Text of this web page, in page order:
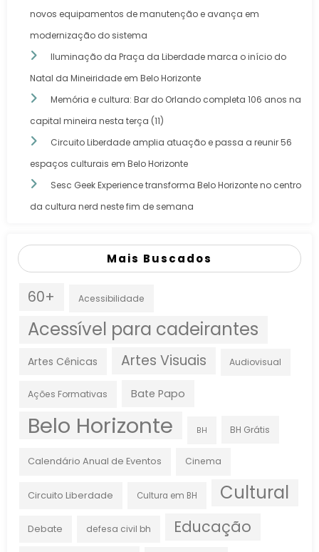
novos equipamentos de manutenção e avança em
modernização do sistema
Iluminação da Praça da Liberdade marca o início do
Natal da Mineiridade em Belo Horizonte
Memória e cultura: Bar do Orlando completa 106 anos na
capital mineira nesta terça (11)
Circuito Liberdade amplia atuação e passa a reunir 56
espaços culturais em Belo Horizonte
Sesc Geek Experience transforma Belo Horizonte no centro
da cultura nerd neste fim de semana
Mais Buscados
60+ Acessibilidade
Acessível para cadeirantes
Artes Cênicas Artes Visuais Audiovisual
Ações Formativas Bate Papo
Belo Horizonte BH BH Grátis
Calendário Anual de Eventos Cinema
Circuito Liberdade Cultura em BH Cultural
Debate defesa civil bh Educação